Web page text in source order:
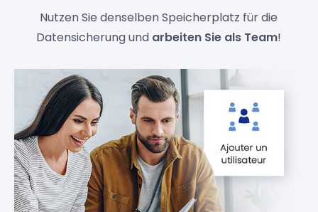
Nutzen Sie denselben Speicherplatz für die
Datensicherung und arbeiten Sie als Team!